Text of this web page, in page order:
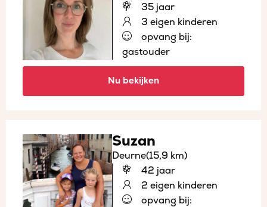
35 jaar
3 eigen kinderen
opvang bij:
gastouder
Nu bekijken
Suzan
Deurne(15,9 km)
42 jaar
2 eigen kinderen
opvang bij: